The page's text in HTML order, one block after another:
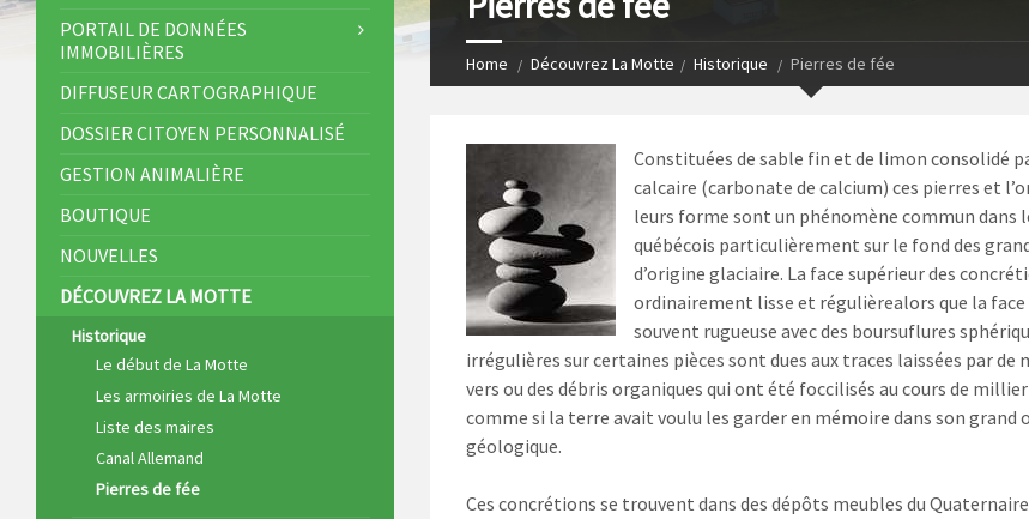
Home Découvrez La Motte Historique Pierres de fée
Constituées de sable fin et de limon consolidé
calcaire (carbonate de calcium) ces pierres et
leurs forme sont un phénomène commun dans
québécois particulièrement sur le fond des
d’origine glaciaire. La face supérieur des
ordinairement lisse et régulièrealors que la
souvent rugueuse avec des boursuflures
irrégulières sur certaines pièces sont dues aux traces laissées par de
vers ou des débris organiques qui ont été foccilisés au cours de millier
comme si la terre avait voulu les garder en mémoire dans son grand
géologique.
Ces concrétions se trouvent dans des dépôts meubles du
PORTAIL DE DONNÉES
IMMOBILIÈRES
DIFFUSEUR CARTOGRAPHIQUE
DOSSIER CITOYEN PERSONNALISÉ
GESTION ANIMALIÈRE
BOUTIQUE
NOUVELLES
DÉCOUVREZ LA MOTTE
Historique
Le début de La Motte
Les armoiries de La Motte
Liste des maires
Canal Allemand
Pierres de fée
s